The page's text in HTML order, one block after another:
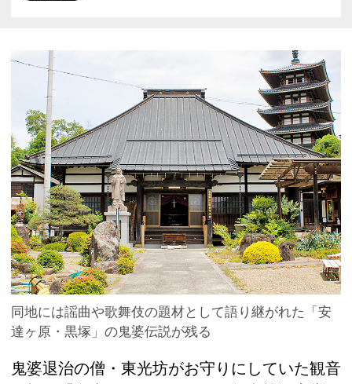
同地には謡曲や歌舞伎の題材として語り継がれた「安
達ヶ原・黒塚」の鬼婆伝説が残る
鬼婆退治の僧・東光坊がお守りにしていた観音